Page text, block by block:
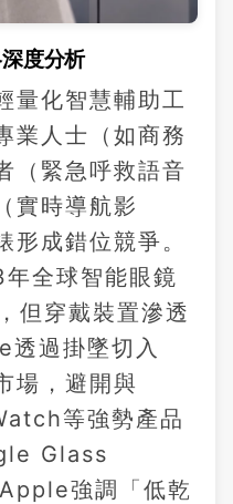
度分析
量化智慧輔助工
業人士（如商務
（緊急呼救語音
實時導航影
形成錯位競爭。
全球智能眼鏡
但穿戴裝置滲透
過掛墜切入
場，避開與
等強勢產品
Glass
強調「低乾